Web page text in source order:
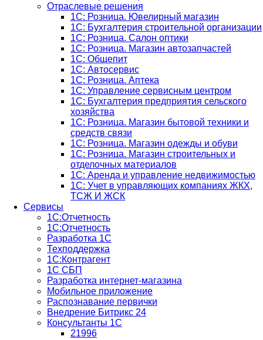
Отраслевые решения
1С: Розница. Ювелирный магазин
1С: Бухгалтерия строительной организации
1С: Розница. Салон оптики
1С: Розница. Магазин автозапчастей
1C: Общепит
1С: Автосервис
1С: Розница. Аптека
1С: Управление сервисным центром
1С: Бухгалтерия предприятия сельского
хозяйства
1С: Розница. Магазин бытовой техники и
средств связи
1С: Розница. Магазин одежды и обуви
1С: Розница. Магазин строительных и
отделочных материалов
1С: Аренда и управление недвижимостью
1C: Учет в управляющих компаниях ЖКХ,
ТСЖ И ЖСК
Сервисы
1С:Отчетность
1С:Отчетность
Разработка 1С
Техподдержка
1С:Контрагент
1С СБП
Разработка интернет-магазина
Мобильное приложение
Распознавание первички
Внедрение Битрикс 24
Консультанты 1С
21996